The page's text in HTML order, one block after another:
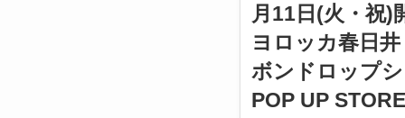
月11日(火・祝)
ヨロッカ春日
ボンドロップ
POP UP